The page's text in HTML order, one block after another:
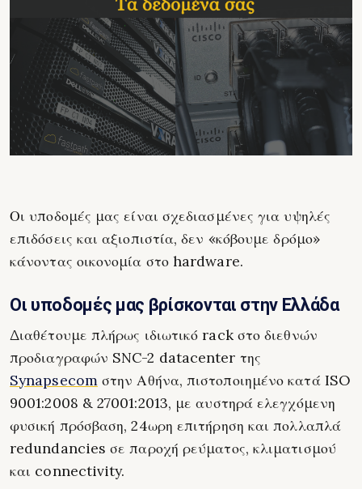
Οι υποδομές μας είναι σχεδιασμένες για υψηλές
επιδόσεις και αξιοπιστία, δεν «κόβουμε δρόμο»
κάνοντας οικονομία στο hardware.
Οι υποδομές μας βρίσκονται στην Ελλάδα
Διαθέτουμε πλήρως ιδιωτικό rack στο διεθνών
προδιαγραφών SNC-2 datacenter της
Synapsecomστην Αθήνα, πιστοποιημένο κατά ISO
9001:2008 & 27001:2013, με αυστηρά ελεγχόμενη
φυσική πρόσβαση, 24ωρη επιτήρηση και πολλαπλά
redundancies σε παροχή ρεύματος, κλιματισμού
και connectivity.